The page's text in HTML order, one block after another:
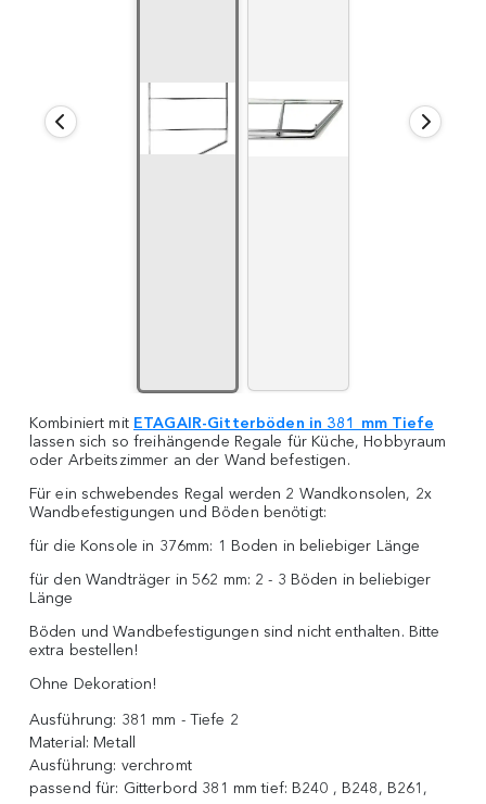
Kombiniert mit ETAGAIR-Gitterböden in 381 mm Tiefe
lassen sich so freihängende Regale für Küche, Hobbyraum
oder Arbeitszimmer an der Wand befestigen.
Für ein schwebendes Regal werden 2 Wandkonsolen, 2x
Wandbefestigungen und Böden benötigt:
für die Konsole in 376mm: 1 Boden in beliebiger Länge
für den Wandträger in 562 mm: 2 - 3 Böden in beliebiger
Länge
Böden und Wandbefestigungen sind nicht enthalten. Bitte
extra bestellen!
Ohne Dekoration!
Ausführung: 381 mm - Tiefe 2
Material: Metall
Ausführung: verchromt
passend für: Gitterbord 381 mm tief: B240 , B248, B261,